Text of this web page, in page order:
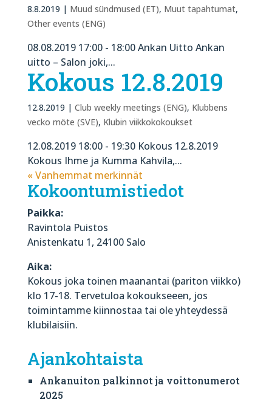
8.8.2019 | Muud sündmused (ET), Muut tapahtumat,
Other events (ENG)
08.08.2019 17:00 - 18:00 Ankan Uitto Ankan
uitto – Salon joki,...
Kokous 12.8.2019
12.8.2019 | Club weekly meetings (ENG), Klubbens
vecko möte (SVE), Klubin viikkokokoukset
12.08.2019 18:00 - 19:30 Kokous 12.8.2019
Kokous Ihme ja Kumma Kahvila,...
« Vanhemmat merkinnät
Kokoontumistiedot
Paikka:
Ravintola Puistos
Anistenkatu 1, 24100 Salo
Aika:
Kokous joka toinen maanantai (pariton viikko)
klo 17-18. Tervetuloa kokoukseeen, jos
toimintamme kiinnostaa tai ole yhteydessä
klubilaisiin.
Ajankohtaista
Ankanuiton palkinnot ja voittonumerot
2025